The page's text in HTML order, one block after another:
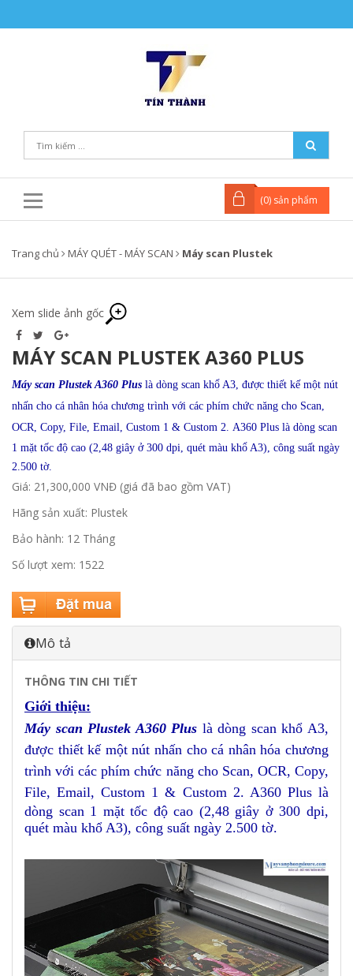
(0) sản phẩm
Trang chủ MÁY QUÉT - MÁY SCAN Máy scan Plustek
Xem slide ảnh gốc
MÁY SCAN PLUSTEK A360 PLUS
Máy scan Plustek A360 Plus là dòng scan khổ A3, được thiết kế một nút
nhấn cho cá nhân hóa chương trình với các phím chức năng cho Scan,
OCR, Copy, File, Email, Custom 1 & Custom 2. A360 Plus là dòng scan
1 mặt tốc độ cao (2,48 giây ở 300 dpi, quét màu khổ A3), công suất ngày
2.500 tờ.
Giá: 21,300,000 VNĐ (giá đã bao gồm VAT)
Hãng sản xuất: Plustek
Bảo hành: 12 Tháng
Số lượt xem: 1522
Mô tả
THÔNG TIN CHI TIẾT
Giới thiệu:
Máy scan Plustek A360 Plus là dòng scan khổ A3,
được thiết kế một nút nhấn cho cá nhân hóa chương
trình với các phím chức năng cho Scan, OCR, Copy,
File, Email, Custom 1 & Custom 2. A360 Plus là
dòng scan 1 mặt tốc độ cao (2,48 giây ở 300 dpi,
quét màu khổ A3), công suất ngày 2.500 tờ.